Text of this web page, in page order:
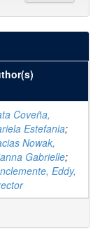
Coveña,
Estefania;
Nowak,
Gabrielle;
Eddy,